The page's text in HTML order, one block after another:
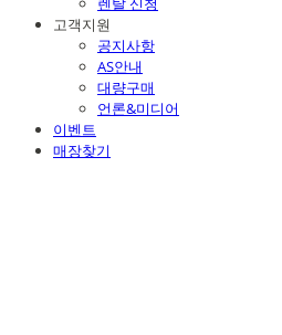
고객지원
공지사항
AS안내
대량구매
언론&미디어
이벤트
매장찾기